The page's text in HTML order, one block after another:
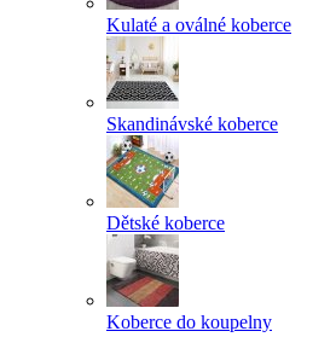
Kulaté a oválné koberce
Skandinávské koberce
Dětské koberce
Koberce do koupelny